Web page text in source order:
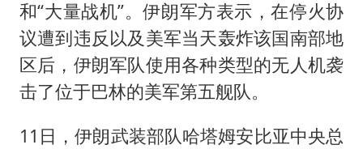
和“大量战机”。伊朗军方表示，在停火协
议遭到违反以及美军当天轰炸该国南部地
区后，伊朗军队使用各种类型的无人机袭
击了位于巴林的美军第五舰队。
11日，伊朗武装部队哈塔姆安比亚中央总